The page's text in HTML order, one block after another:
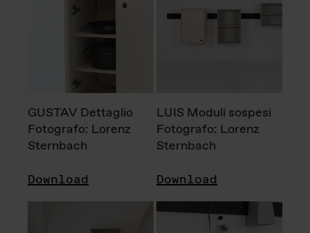
GUSTAV Dettaglio
Fotografo: Lorenz
Sternbach
Download
LUIS Moduli sospesi
Fotografo: Lorenz
Sternbach
Download